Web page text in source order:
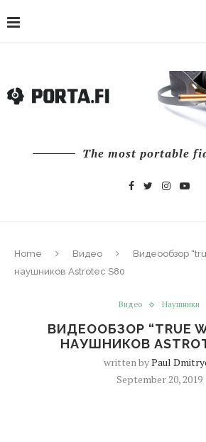
The most portable
Home Видео
Видеообзор
наушников Astrotec S80
Видео Наушники
ВИДЕООБЗОР “TRUE
НАУШНИКОВ
written byPaul
September 20, 2019